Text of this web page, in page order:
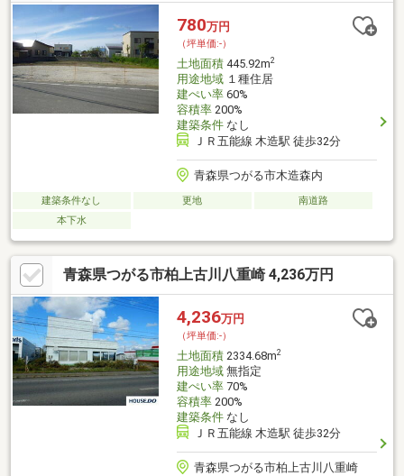
780万円
（坪単価:-）
土地面積445.92m2
用途地域１種住居
建ぺい率60%
容積率200%
建築条件なし
ＪＲ五能線 木造駅 徒歩32分
青森県つがる市木造森内
建築条件なし 更地
南道路
本下水
青森県つがる市柏上古川八重崎 4,236万円
4,236万円
（坪単価:-）
土地面積2334.68m2
用途地域無指定
建ぺい率70%
容積率200%
建築条件なし
ＪＲ五能線 木造駅 徒歩32分
青森県つがる市柏上古川八重崎